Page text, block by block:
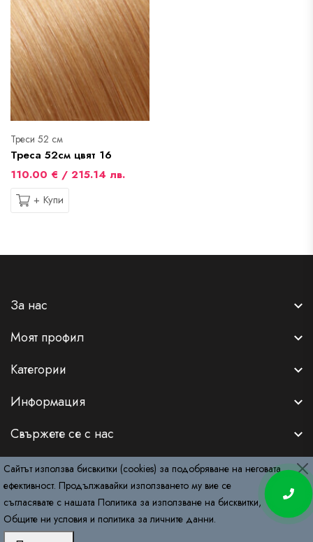
Треси 52 см
Треса 52см цвят 16
110.00 € / 215.14 лв.
+ Купи
За нас
Моят профил
Категории
Информация
Свържете се с нас
Copyright © 2026RemyDeluxe.com. All Rights Reserved.
Сайтът използва бисвкитки (cookies) за подобряване на неговата
ефективност. Продължавайки използването му вие се
съгласявате с нашата Политика за използване на бисквитки,
Общите ни условия и политика за личните данни.